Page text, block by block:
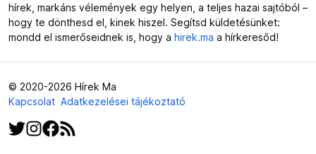
hírek, markáns vélemények egy helyen, a teljes hazai sajtóból –
hogy te dönthesd el, kinek hiszel. Segítsd küldetésünket:
mondd el ismerőseidnek is, hogy a hirek.ma a hírkeresőd!
© 2020-2026 Hírek Ma
Kapcsolat Adatkezelései tájékoztató